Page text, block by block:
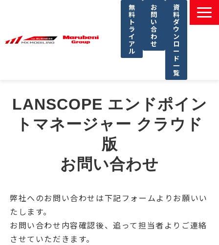
無
料
ト
ラ
イ
ア
ル
お
問
い
合
わ
せ
資
料
ダ
ウ
ン
ロ
ー
ド
一
覧
課題別ソリューション一覧
サービス一覧
導入事例
セミナー
よくあるご質問
LANSCOPE エンドポイン
トマネージャー クラウド
版
お問い合わせ
弊社へのお問い合わせは下記フォームよりお願いい
たします。
お問い合わせ内容確認後、追って担当者よりご連絡
させていただきます。